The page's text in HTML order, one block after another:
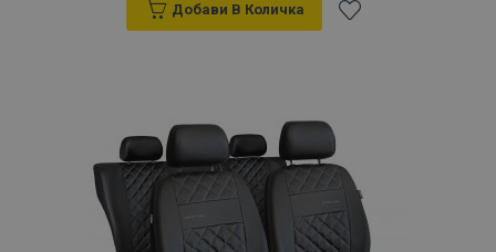
Добави В Количка
Списък
с
желани